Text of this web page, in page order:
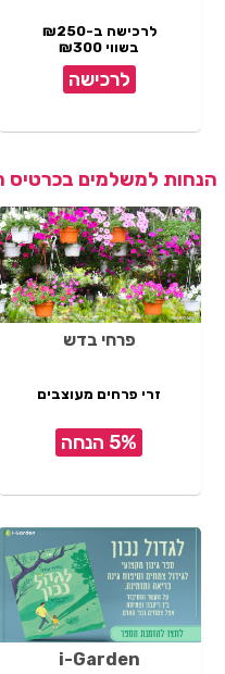
לרכישה ב-₪250
בשווי ₪300
לרכישה
הנחות למשלמים בכרטיס
פרחי בדש
זרי פרחים מעוצבים
5% הנחה
i-Garden